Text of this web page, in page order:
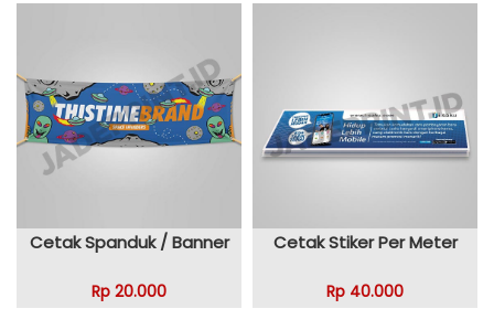
Cetak Spanduk / Banner
Rp 20.000
Cetak Stiker Per Meter
Rp 40.000